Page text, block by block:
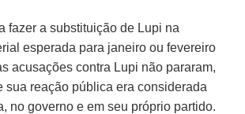
fazer a substituição de Lupi na
esperada para janeiro ou fevereiro
acusações contra Lupi não pararam,
sua reação pública era considerada
no governo e em seu próprio partido.